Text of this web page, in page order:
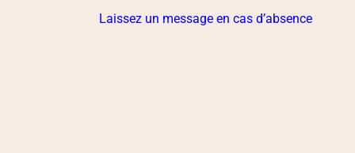
Laissez un message en cas d’absence